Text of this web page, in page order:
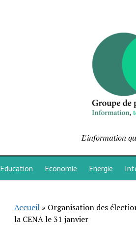
L'information
Education Economie Energie
Accueil» Organisation des
la CENA le 31 janvier